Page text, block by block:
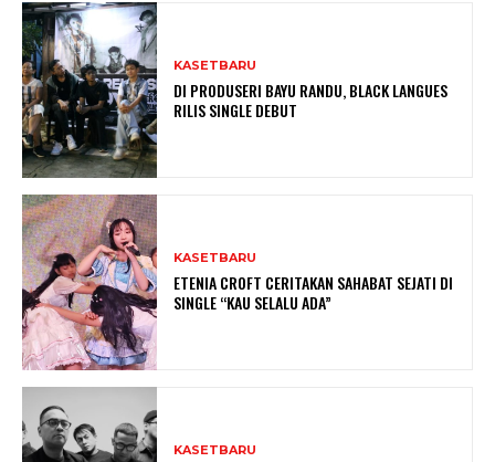
KASETBARU
DI PRODUSERI BAYU RANDU, BLACK LANGUES
RILIS SINGLE DEBUT
KASETBARU
ETENIA CROFT CERITAKAN SAHABAT SEJATI DI
SINGLE “KAU SELALU ADA”
KASETBARU